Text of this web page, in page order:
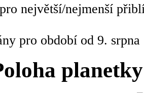
největší/nejmenší
pro období od 9.